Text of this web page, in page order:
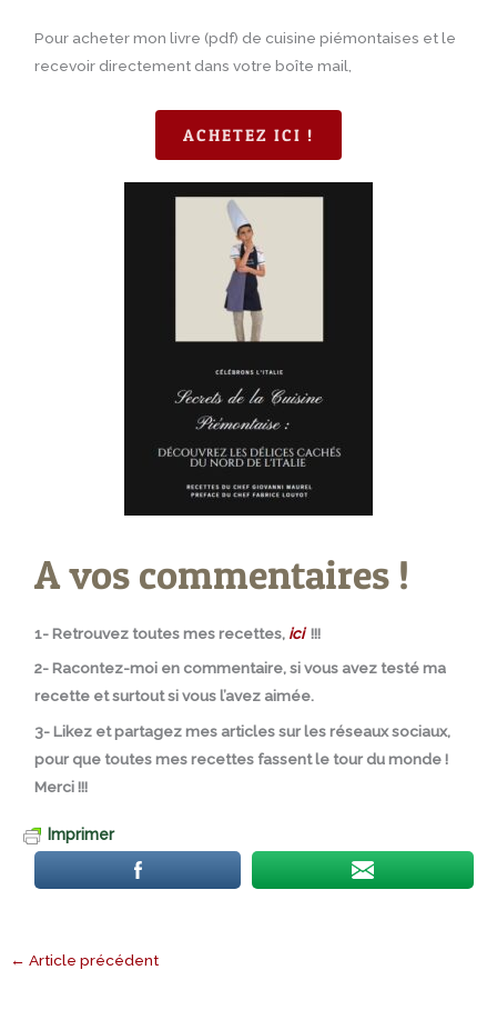
Pour acheter mon livre (pdf) de cuisine piémontaises et le
recevoir directement dans votre boîte mail,
ACHETEZ ICI !
A vos commentaires !
1- Retrouvez toutes mes recettes, ici!!!
2- Racontez-moi en commentaire, si vous avez testé ma
recette et surtout si vous l’avez aimée.
3- Likez et partagez mes articles sur les réseaux sociaux,
pour que toutes mes recettes fassent le tour du monde !
Merci !!!
Imprimer
← Article précédent